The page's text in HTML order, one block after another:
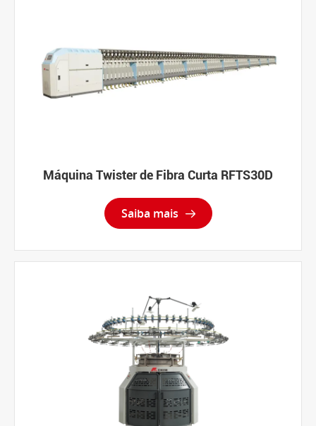
Máquina Twister de Fibra Curta RFTS30D
Saiba mais 